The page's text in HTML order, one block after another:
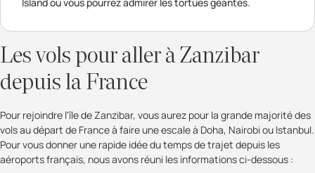
Les vols pour aller à Zanzibar
depuis la France
Pour rejoindre l'île de Zanzibar, vous aurez pour la grande majorité des
vols au départ de France à faire une escale à Doha, Nairobi ou Istanbul.
Pour vous donner une rapide idée du temps de trajet depuis les
aéroports français, nous avons réuni les informations ci-dessous :